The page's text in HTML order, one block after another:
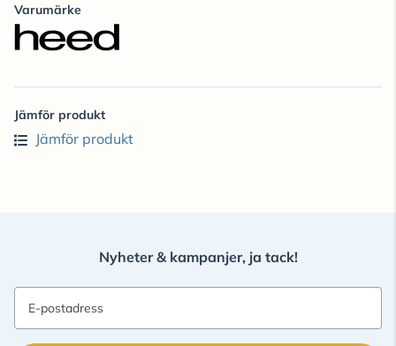
Varumärke
Jämför produkt
Jämför produkt
Nyheter & kampanjer, ja tack!
E-postadress